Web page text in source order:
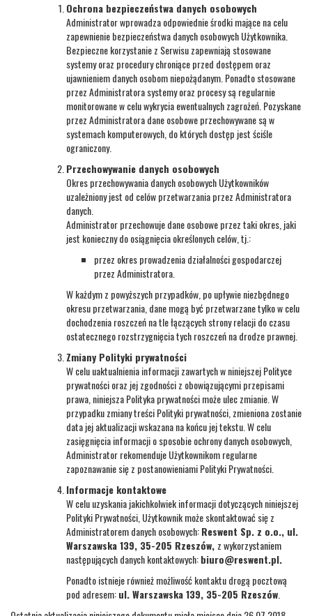
Ochrona bezpieczeństwa danych osobowych
Administrator wprowadza odpowiednie środki mające na celu
zapewnienie bezpieczeństwa danych osobowych Użytkownika.
Bezpieczne korzystanie z Serwisu zapewniają stosowane
systemy oraz procedury chroniące przed dostępem oraz
ujawnieniem danych osobom niepożądanym. Ponadto stosowane
przez Administratora systemy oraz procesy są regularnie
monitorowane w celu wykrycia ewentualnych zagrożeń. Pozyskane
przez Administratora dane osobowe przechowywane są w
systemach komputerowych, do których dostęp jest ściśle
ograniczony.
Przechowywanie danych osobowych
Okres przechowywania danych osobowych Użytkowników
uzależniony jest od celów przetwarzania przez Administratora
danych.
Administrator przechowuje dane osobowe przez taki okres, jaki
jest konieczny do osiągnięcia określonych celów, tj.:
przez okres prowadzenia działalności gospodarczej
przez Administratora.
W każdym z powyższych przypadków, po upływie niezbędnego
okresu przetwarzania, dane mogą być przetwarzane tylko w celu
dochodzenia roszczeń na tle łączących strony relacji do czasu
ostatecznego rozstrzygnięcia tych roszczeń na drodze prawnej.
Zmiany Polityki prywatności
W celu uaktualnienia informacji zawartych w niniejszej Polityce
prywatności oraz jej zgodności z obowiązującymi przepisami
prawa, niniejsza Polityka prywatności może ulec zmianie. W
przypadku zmiany treści Polityki prywatności, zmieniona zostanie
data jej aktualizacji wskazana na końcu jej tekstu. W celu
zasięgnięcia informacji o sposobie ochrony danych osobowych,
Administrator rekomenduje Użytkownikom regularne
zapoznawanie się z postanowieniami Polityki Prywatności.
Informacje kontaktowe
W celu uzyskania jakichkolwiek informacji dotyczących niniejszej
Polityki Prywatności, Użytkownik może skontaktować się z
Administratorem danych osobowych:Reswent Sp. z o.o., ul.
Warszawska 139, 35-205 Rzeszów, z wykorzystaniem
następujących danych kontaktowych:biuro@reswent.pl.
Ponadto istnieje również możliwość kontaktu drogą pocztową
pod adresem:ul. Warszawska 139, 35-205 Rzeszów